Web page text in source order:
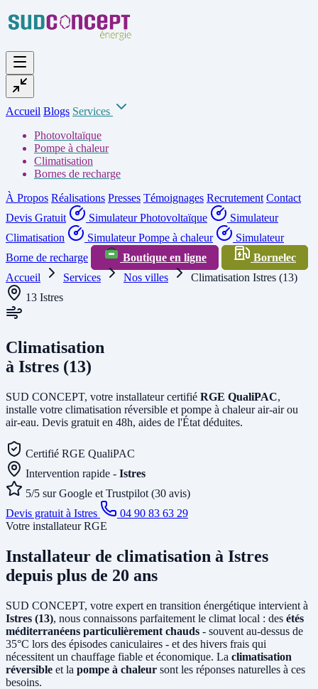
Accueil Blogs Services
Photovoltaïque
Pompe à chaleur
Climatisation
Bornes de recharge
À Propos Réalisations Presses Témoignages Recrutement Contact
Devis Gratuit
Simulateur Photovoltaïque
Simulateur
Climatisation
Simulateur Pompe à chaleur
Simulateur
Borne de recharge
Boutique en ligne
Bornelec
Accueil
Services Nos villes
Climatisation Istres (13)
13 Istres
Climatisation
à Istres (13)
SUD CONCEPT, votre installateur certifié RGE QualiPAC,
installe votre climatisation réversible et pompe à chaleur air-air ou
air-eau. Devis gratuit en 48h, aides de l'État déduites.
Certifié RGE QualiPAC
Intervention rapide - Istres
5/5 sur Google et Trustpilot (30 avis)
Devis gratuit à Istres
04 90 83 63 29
Votre installateur RGE
Installateur de climatisation à Istres
depuis plus de 20 ans
SUD CONCEPT, votre expert en transition énergétique intervient à
Istres (13), nous connaissons parfaitement le climat local : des étés
méditerranéens particulièrement chauds - souvent au-dessus de
35°C lors des épisodes caniculaires - et des hivers frais qui
nécessitent un chauffage fiable et économique. La climatisation
réversible et la pompe à chaleur sont les réponses naturelles à ces
besoins.